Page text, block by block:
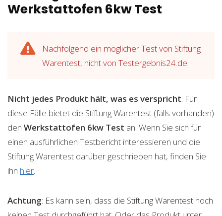
Werkstattofen 6kw Test
Nachfolgend ein möglicher Test von Stiftung
Warentest, nicht von Testergebnis24.de.
Nicht jedes Produkt hält, was es verspricht . Für
diese Fälle bietet die Stiftung Warentest (falls vorhanden)
den Werkstattofen 6kw Test an. Wenn Sie sich für
einen ausführlichen Testbericht interessieren und die
Stiftung Warentest darüber geschrieben hat, finden Sie
ihn hier
Achtung: Es kann sein, dass die Stiftung Warentest noch